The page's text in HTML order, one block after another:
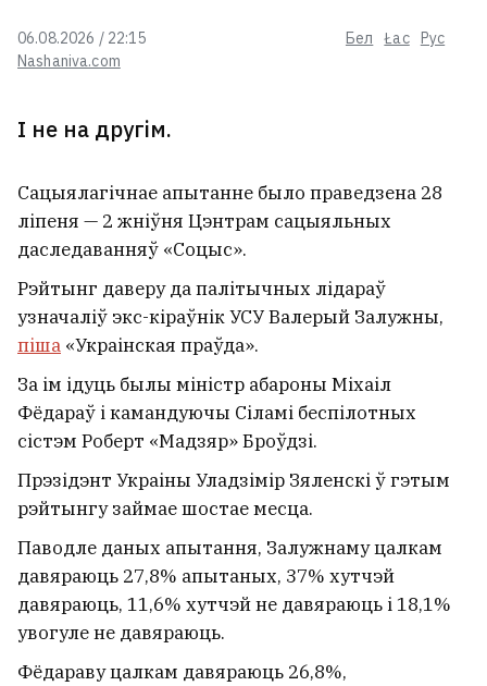
Nashaniva.com
06.08.2026 / 22:15 Бел Łac Рус
І не на другім.
Сацыялагічнае апытанне было праведзена 28
ліпеня — 2 жніўня Цэнтрам сацыяльных
даследаванняў «Соцыс».
Рэйтынг даверу да палітычных лідараў
узначаліў экс-кіраўнік УСУ Валерый Залужны,
піша «Украінская праўда».
За ім ідуць былы міністр абароны Міхаіл
Фёдараў і камандуючы Сіламі беспілотных
сістэм Роберт «Мадзяр» Броўдзі.
Прэзідэнт Украіны Уладзімір Зяленскі ў гэтым
рэйтынгу займае шостае месца.
Паводле даных апытання, Залужнаму цалкам
давяраюць 27,8% апытаных, 37% хутчэй
давяраюць, 11,6% хутчэй не давяраюць і 18,1%
увогуле не давяраюць.
Фёдараву цалкам давяраюць 26,8%,